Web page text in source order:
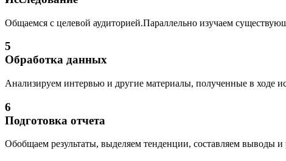
Общаемся с целевой аудиторией.Параллельно изучаем
5
Обработка данных
Анализируем интервью и другие материалы, полученные в ходе
6
Подготовка отчета
Обобщаем результаты, выделяем тенденции, составляем выводы